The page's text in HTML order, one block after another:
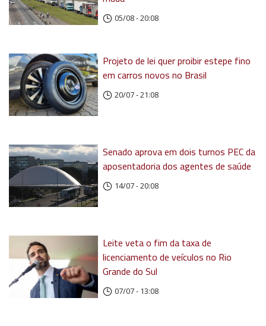
05/08 - 20:08
Projeto de lei quer proibir estepe fino
em carros novos no Brasil
20/07 - 21:08
Senado aprova em dois turnos PEC da
aposentadoria dos agentes de saúde
14/07 - 20:08
Leite veta o fim da taxa de
licenciamento de veículos no Rio
Grande do Sul
07/07 - 13:08